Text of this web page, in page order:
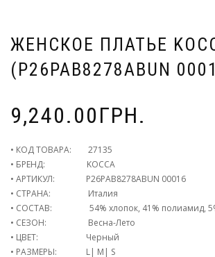
ЖЕНСКОЕ ПЛАТЬЕ
(P26PAB8278ABUN
9,240.00ГРН.
• КОД ТОВАРА: 27135
• БРЕНД: KOCCA
• АРТИКУЛ: P26PAB8278ABUN 00016
• СТРАНА: Италия
• СОСТАВ: 54% хлопок, 41% полиамид, 5%
• СЕЗОН: Весна-Лето
• ЦВЕТ: Черный
• РАЗМЕРЫ: L| M| S